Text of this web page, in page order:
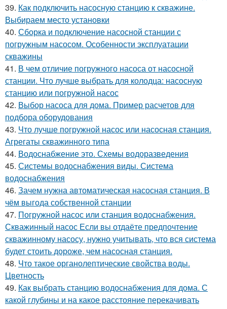
39. Как подключить насосную станцию к скважине.
Выбираем место установки
40. Сборка и подключение насосной станции с
погружным насосом. Особенности эксплуатации
скважины
41. В чем отличие погружного насоса от насосной
станции. Что лучше выбрать для колодца: насосную
станцию или погружной насос
42. Выбор насоса для дома. Пример расчетов для
подбора оборудования
43. Что лучше погружной насос или насосная станция.
Агрегаты скважинного типа
44. Водоснабжение это. Схемы водоразведения
45. Системы водоснабжения виды. Система
водоснабжения
46. Зачем нужна автоматическая насосная станция. В
чём выгода собственной станции
47. Погружной насос или станция водоснабжения.
Скважинный насос Если вы отдаёте предпочтение
скважинному насосу, нужно учитывать, что вся система
будет стоить дороже, чем насосная станция.
48. Что такое органолептические свойства воды.
Цветность
49. Как выбрать станцию водоснабжения для дома. С
какой глубины и на какое расстояние перекачивать